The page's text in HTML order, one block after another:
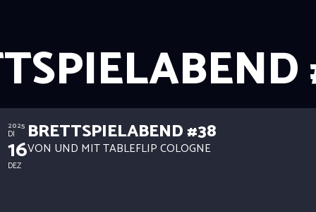
2025
DI
16
DEZ
BRETTSPIELABEND #38
VON UND MIT TABLEFLIP COLOGNE